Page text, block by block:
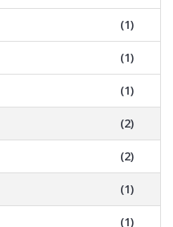
(1)
(1)
(1)
(2)
(2)
(1)
(1)